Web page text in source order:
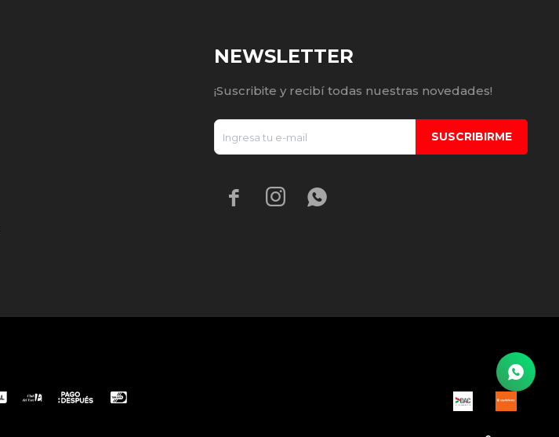
NEWSLETTER
¡Suscribite y recibí todas nuestras novedades!
SUSCRIBIRME
  